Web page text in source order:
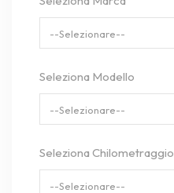
--Selezionare--
Seleziona Modello
--Selezionare--
Seleziona Chilometraggio
--Selezionare--